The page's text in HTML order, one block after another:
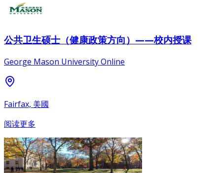
公共卫生硕士（健康政策方向）——校内授课
George Mason University Online
Fairfax, 美國
阅读更多